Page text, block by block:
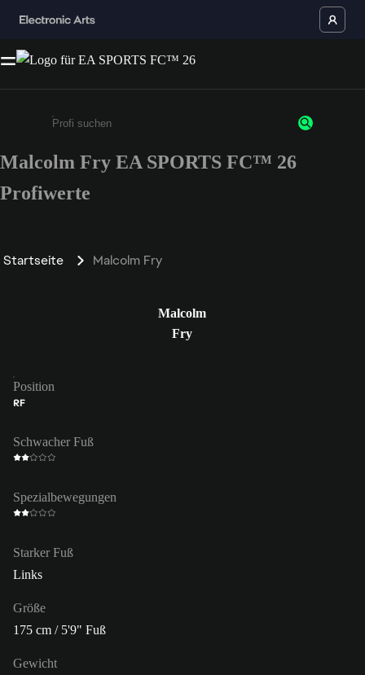
Gib mindestens 3 Zeichen oder Ziffern ein
Malcolm Fry EA SPORTS FC™ 26
Profiwerte
Startseite Malcolm Fry
Malcolm
Fry
Position
RF
Schwacher Fuß
Spezialbewegungen
Starker Fuß
Links
Größe
175 cm / 5'9" Fuß
Gewicht